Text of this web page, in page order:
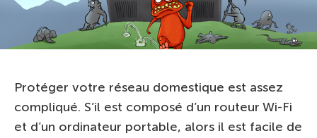
Protéger votre réseau domestique est assez
compliqué. S’il est composé d’un routeur Wi-Fi
et d’un ordinateur portable, alors il est facile de